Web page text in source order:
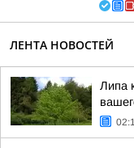
ЛЕНТА НОВОСТЕЙ
Липа